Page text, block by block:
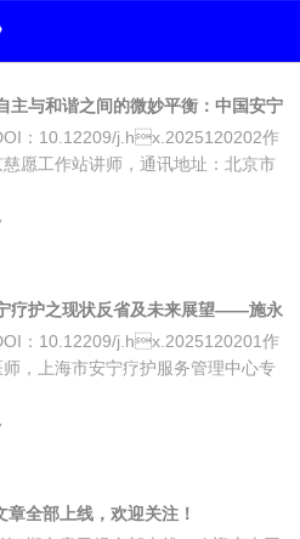
主与和谐之间的微妙平衡：中国安宁
究
：10.12209/j.hx.2025120202作
愿工作站讲师，通讯地址：北京市
疗护之现状反省及未来展望——施永
：10.12209/j.hx.2025120201作
，上海市安宁疗护服务管理中心专
章全部上线，欢迎关注！